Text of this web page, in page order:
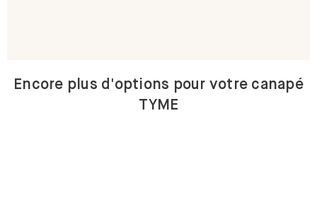
Encore plus d'options pour votre canapé
TYME